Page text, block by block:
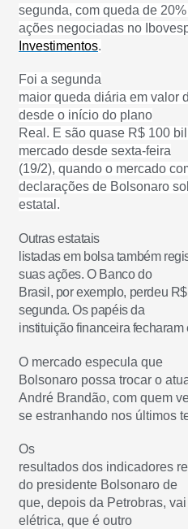
segunda, com queda de
ações negociadas no
Investimentos.
Foi a segunda
maior queda diária em valor
desde o início do plano
Real. E são quase R$ 100
mercado desde sexta-feira
(19/2), quando o mercado
declarações de Bolsonaro
estatal.
Outras estatais
listadas em bolsa também
suas ações. O Banco do
Brasil, por exemplo, perdeu
segunda. Os papéis da
instituição financeira
O mercado especula que
Bolsonaro possa trocar o
André Brandão, com quem
se estranhando nos últimos
Os
resultados dos indicadores
do presidente Bolsonaro de
que, depois da Petrobras,
elétrica, que é outro